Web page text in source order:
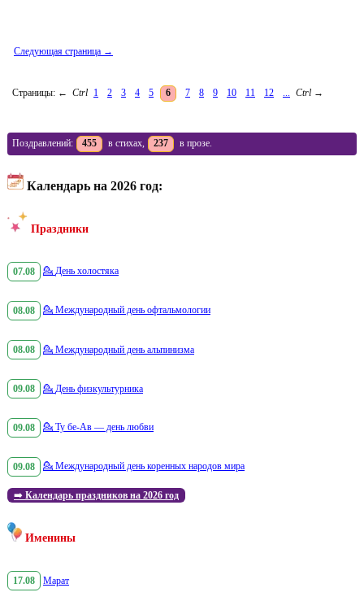
Следующая страница →
Страницы: ← Ctrl 1 2 3 4 5 6 7 8 9 10 11 12 ... Ctrl →
Поздравлений: 455 в стихах, 237 в прозе.
Календарь на 2026 год:
Праздники
07.08 💁 День холостяка
08.08 💁 Международный день офтальмологии
08.08 💁 Международный день альпинизма
09.08 💁 День физкультурника
09.08 💁 Ту бе-Ав — день любви
09.08 💁 Международный день коренных народов мира
➡️ Календарь праздников на 2026 год
Именины
17.08 Марат